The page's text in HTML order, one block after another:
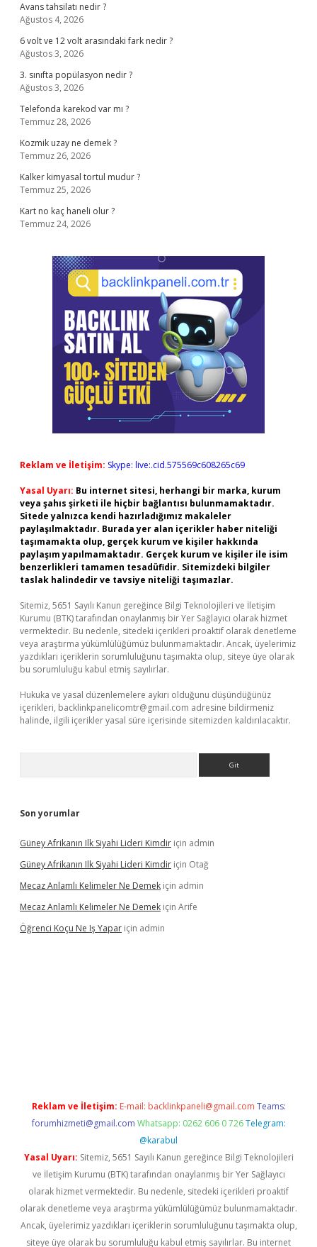
Avans tahsilatı nedir ?
Ağustos 4, 2026
6 volt ve 12 volt arasındaki fark nedir ?
Ağustos 3, 2026
3. sınıfta popülasyon nedir ?
Ağustos 3, 2026
Telefonda karekod var mı ?
Temmuz 28, 2026
Kozmik uzay ne demek ?
Temmuz 26, 2026
Kalker kimyasal tortul mudur ?
Temmuz 25, 2026
Kart no kaç haneli olur ?
Temmuz 24, 2026
Reklam ve İletişim: Skype: live:.cid.575569c608265c69
Yasal Uyarı: Bu internet sitesi, herhangi bir marka, kurum
veya şahıs şirketi ile hiçbir bağlantısı bulunmamaktadır.
Sitede yalnızca kendi hazırladığımız makaleler
paylaşılmaktadır. Burada yer alan içerikler haber niteliği
taşımamakta olup, gerçek kurum ve kişiler hakkında
paylaşım yapılmamaktadır. Gerçek kurum ve kişiler ile isim
benzerlikleri tamamen tesadüfidir. Sitemizdeki bilgiler
taslak halindedir ve tavsiye niteliği taşımazlar.
Sitemiz, 5651 Sayılı Kanun gereğince Bilgi Teknolojileri ve İletişim
Kurumu (BTK) tarafından onaylanmış bir Yer Sağlayıcı olarak hizmet
vermektedir. Bu nedenle, sitedeki içerikleri proaktif olarak denetleme
veya araştırma yükümlülüğümüz bulunmamaktadır. Ancak, üyelerimiz
yazdıkları içeriklerin sorumluluğunu taşımakta olup, siteye üye olarak
bu sorumluluğu kabul etmiş sayılırlar.
Hukuka ve yasal düzenlemelere aykırı olduğunu düşündüğünüz
içerikleri, backlinkpanelicomtr@gmail.com adresine bildirmeniz
halinde, ilgili içerikler yasal süre içerisinde sitemizden kaldırılacaktır.
Son yorumlar
Güney Afrikanın Ilk Siyahi Lideri Kimdir için admin
Güney Afrikanın Ilk Siyahi Lideri Kimdir için Otağ
Mecaz Anlamlı Kelimeler Ne Demek için admin
Mecaz Anlamlı Kelimeler Ne Demek için Arife
Öğrenci Koçu Ne Iş Yapar için admin
Reklam ve İletişim: E-mail: backlinkpaneli@gmail.com Teams:
forumhizmeti@gmail.com Whatsapp: 0262 606 0 726 Telegram:
@karabul
Yasal Uyarı: Sitemiz, 5651 Sayılı Kanun gereğince Bilgi Teknolojileri
ve İletişim Kurumu (BTK) tarafından onaylanmış bir Yer Sağlayıcı
olarak hizmet vermektedir. Bu nedenle, sitedeki içerikleri proaktif
olarak denetleme veya araştırma yükümlülüğümüz bulunmamaktadır.
Ancak, üyelerimiz yazdıkları içeriklerin sorumluluğunu taşımakta olup,
siteye üye olarak bu sorumluluğu kabul etmiş sayılırlar. Bu internet